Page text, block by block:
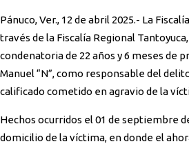
Pánuco, Ver., 12 de abril 2025.- La Fiscalía General del Estado, a
través de la Fiscalía Regional
condenatoria de 22 años y 6 meses de
Manuel “N”, como responsable del
calificado cometido en agravio de la
Hechos ocurridos el 01 de septiembre
domicilio de la víctima, en donde el